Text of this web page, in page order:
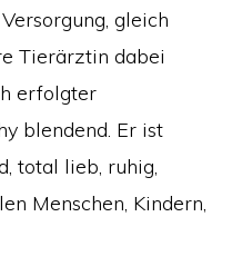
gleich
Tierärztin dabei
erfolgter
blendend. Er ist
total lieb, ruhig,
Menschen, Kindern,